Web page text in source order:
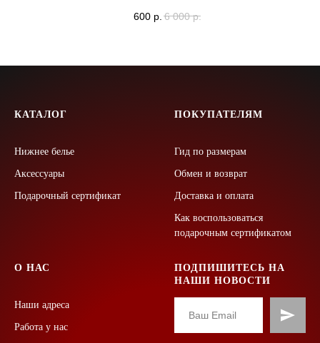
600 р. 6 000 р.
КАТАЛОГ
Нижнее белье
Аксессуары
Подарочный сертификат
ПОКУПАТЕЛЯМ
Гид по размерам
Обмен и возврат
Доставка и оплата
Как воспользоваться
подарочным сертификатом
О НАС
Наши адреса
Работа у нас
ПОДПИШИТЕСЬ НА
НАШИ НОВОСТИ